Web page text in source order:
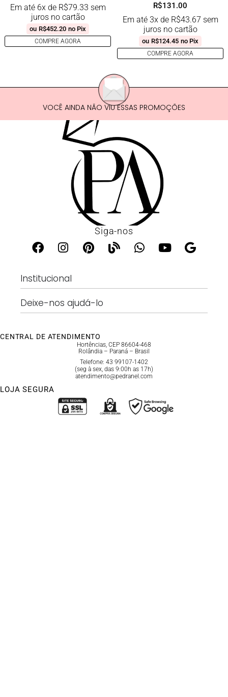
Em até 6x de R$79.33 sem
juros no cartão
ou R$452.20 no Pix
COMPRE AGORA
R$131.00
Em até 3x de R$43.67 sem
juros no cartão
ou R$124.45 no Pix
COMPRE AGORA
VOCÊ AINDA NÃO VIU ESSAS PROMOÇÕES
Siga-nos
Institucional
Deixe-nos ajudá-lo
CENTRAL DE ATENDIMENTO
Hortências, CEP 86604-468
Rolândia – Paraná – Brasil
Telefone: 43 99107-1402
(seg à sex, das 9:00h as 17h)
atendimento@pedranel.com
LOJA SEGURA